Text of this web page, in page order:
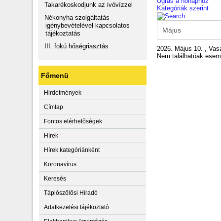
Takarékoskodjunk az ivóvízzel
Nékonyha szolgáltatás
igénybevételével kapcsolatos
tájékoztatás
III. fokú hőségriasztás
Főmenü
Hirdetmények
Címlap
Fontos elérhetőségek
Hírek
Hírek kategóriánként
Koronavírus
Keresés
Tápiószőlősi Híradó
Adatkezelési tájékoztató
Kategóriák szerint
2026. Május 10. ,
Nem találhatóak